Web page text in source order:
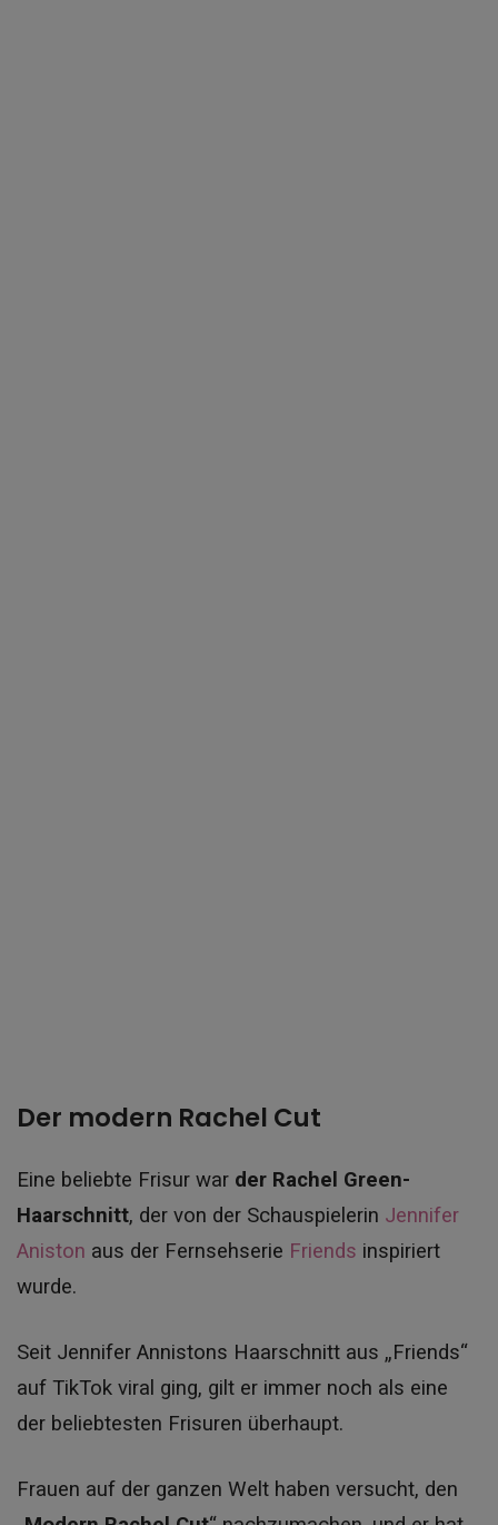
Der modern Rachel Cut
Eine beliebte Frisur war der Rachel Green-
Haarschnitt, der von der Schauspielerin Jennifer
Aniston aus der Fernsehserie Friends inspiriert
wurde.
Seit Jennifer Annistons Haarschnitt aus „Friends“
auf TikTok viral ging, gilt er immer noch als eine
der beliebtesten Frisuren überhaupt.
Frauen auf der ganzen Welt haben versucht, den